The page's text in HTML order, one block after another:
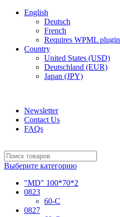
English
Deutsch
French
Requires WPML plugin
Country
United States (USD)
Deutschland (EUR)
Japan (JPY)
Newsletter
Contact Us
FAQs
Выберите категорию
"MD" 100*70*2
0823
60-C
0827